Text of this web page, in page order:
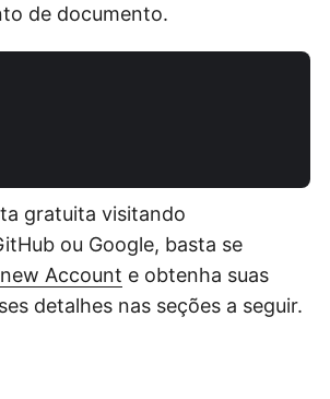
de documento.
gratuita visitando
ou Google, basta se
Account e obtenha suas
detalhes nas seções a seguir.